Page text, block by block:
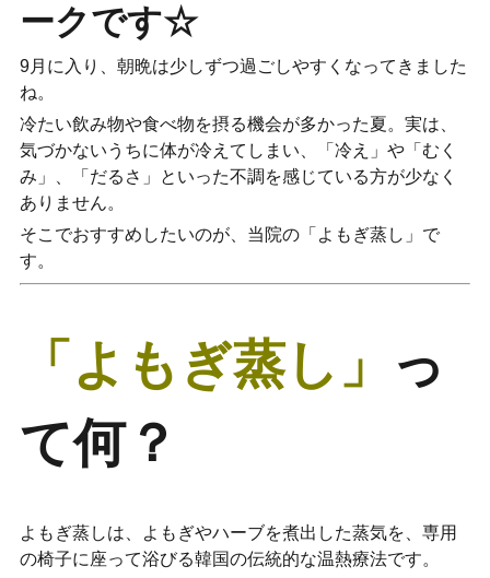
ークです☆
9月に入り、朝晩は少しずつ過ごしやすくなってきました
ね。
冷たい飲み物や食べ物を摂る機会が多かった夏。実は、
気づかないうちに体が冷えてしまい、「冷え」や「むく
み」、「だるさ」といった不調を感じている方が少なく
ありません。
そこでおすすめしたいのが、当院の「よもぎ蒸し」で
す。
「よもぎ蒸し」
っ
て何？
よもぎ蒸しは、よもぎやハーブを煮出した蒸気を、専用
の椅子に座って浴びる韓国の伝統的な温熱療法です。